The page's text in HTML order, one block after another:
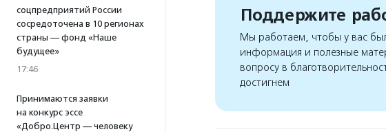
соцпредприятий России
сосредоточена в 10 регионах
страны — фонд «Наше
будущее»
17:46
Принимаются заявки
на конкурс эссе
«Добро.Центр — человеку
Поддержите
Мы работаем, чтобы у вас
информация и полезные
вопросу в
достигнем